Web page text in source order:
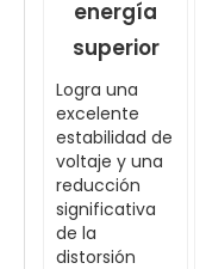
energía
superior
Logra una
excelente
estabilidad de
voltaje y una
reducción
significativa
de la
distorsión